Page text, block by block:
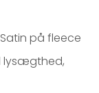
på fleece
lysægthed,